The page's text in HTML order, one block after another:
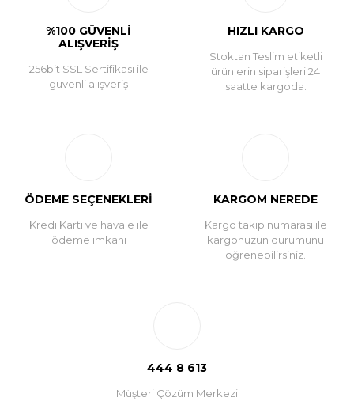
%100 GÜVENLİ
ALIŞVERİŞ
256bit SSL Sertifikası ile
güvenli alışveriş
HIZLI KARGO
Stoktan Teslim etiketli
ürünlerin siparişleri 24
saatte kargoda.
ÖDEME SEÇENEKLERİ
Kredi Kartı ve havale ile
ödeme imkanı
KARGOM NEREDE
Kargo takip numarası ile
kargonuzun durumunu
öğrenebilirsiniz.
444 8 613
Müşteri Çözüm Merkezi